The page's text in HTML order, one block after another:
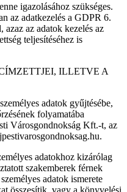
igazolásához szükséges.
az adatkezelés a GDPR 6.
az adatok kezelés az
teljesítéséhez is
ILLETVE A
adatok gyűjtésébe,
folyamatába
Városgondnokság Kft.-t, az
adatokhoz kizárólag
szakemberek férnek
adatok ismerete
összesítik, vagy a könyvelési